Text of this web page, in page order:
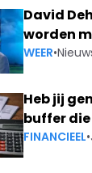
David
worden
WEER•
Heb jij
buffer
FINANCIEEL•